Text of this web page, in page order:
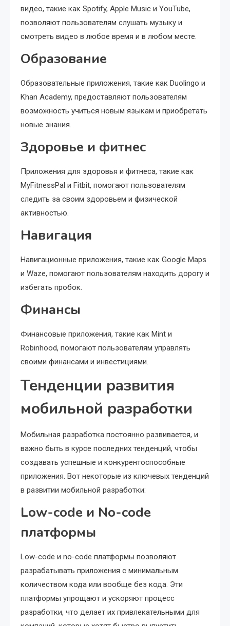
видео, такие как Spotify, Apple Music и YouTube,
позволяют пользователям слушать музыку и
смотреть видео в любое время и в любом месте.
Образование
Образовательные приложения, такие как Duolingo и
Khan Academy, предоставляют пользователям
возможность учиться новым языкам и приобретать
новые знания.
Здоровье и фитнес
Приложения для здоровья и фитнеса, такие как
MyFitnessPal и Fitbit, помогают пользователям
следить за своим здоровьем и физической
активностью.
Навигация
Навигационные приложения, такие как Google Maps
и Waze, помогают пользователям находить дорогу и
избегать пробок.
Финансы
Финансовые приложения, такие как Mint и
Robinhood, помогают пользователям управлять
своими финансами и инвестициями.
Тенденции развития
мобильной разработки
Мобильная разработка постоянно развивается, и
важно быть в курсе последних тенденций, чтобы
создавать успешные и конкурентоспособные
приложения. Вот некоторые из ключевых тенденций
в развитии мобильной разработки:
Low-code и No-code
платформы
Low-code и no-code платформы позволяют
разрабатывать приложения с минимальным
количеством кода или вообще без кода. Эти
платформы упрощают и ускоряют процесс
разработки, что делает их привлекательными для